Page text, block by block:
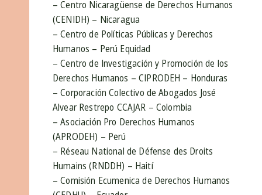
– Centro Nicaragüense de Derechos Humanos
(CENIDH) – Nicaragua
– Centro de Políticas Públicas y Derechos
Humanos – Perú Equidad
– Centro de Investigación y Promoción de los
Derechos Humanos – CIPRODEH – Honduras
– Corporación Colectivo de Abogados José
Alvear Restrepo CCAJAR – Colombia
– Asociación Pro Derechos Humanos
(APRODEH) – Perú
– Réseau National de Défense des Droits
Humains (RNDDH) – Haití
– Comisión Ecumenica de Derechos Humanos